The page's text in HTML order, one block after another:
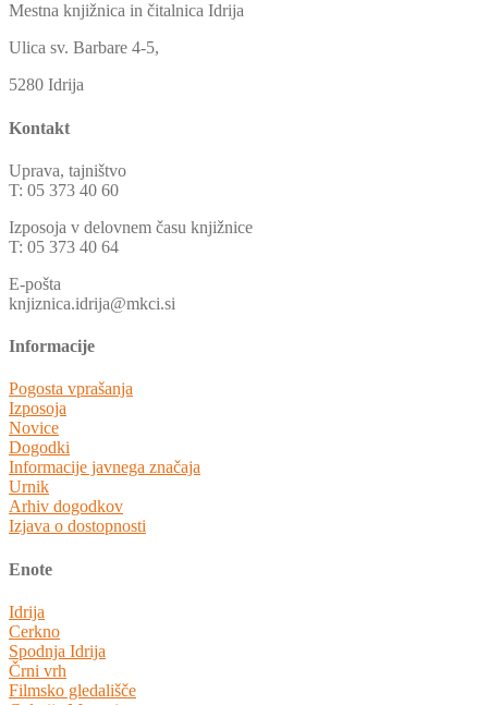
Mestna knjižnica in čitalnica Idrija
Ulica sv. Barbare 4-5,
5280 Idrija
Kontakt
Uprava, tajništvo
T: 05 373 40 60
Izposoja v delovnem času knjižnice
T: 05 373 40 64
E-pošta
knjiznica.idrija@mkci.si
Informacije
Pogosta vprašanja
Izposoja
Novice
Dogodki
Informacije javnega značaja
Urnik
Arhiv dogodkov
Izjava o dostopnosti
Enote
Idrija
Cerkno
Spodnja Idrija
Črni vrh
Filmsko gledališče